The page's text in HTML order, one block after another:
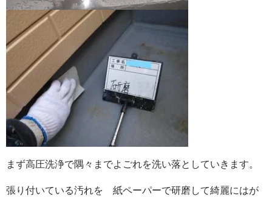
まず高圧洗浄で隅々までよごれを洗い落としていきます。
張り付いている汚れを 紙ペーパーで研磨して綺麗にはが